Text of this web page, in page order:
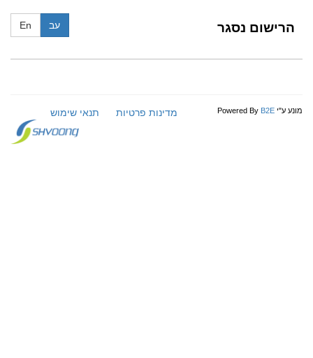
עב En הרישום נסגר
מונע ע"י Powered By מדינות פרטיות תנאי שימוש